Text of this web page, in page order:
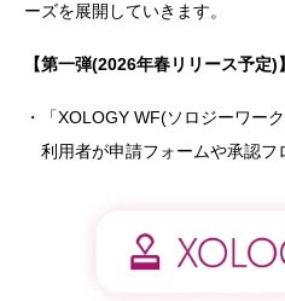
ーズを展開していきます。
【第一弾(2026年春リリース予定)】
・「XOLOGY WF(ソロジーワー
利用者が申請フォームや承認フ